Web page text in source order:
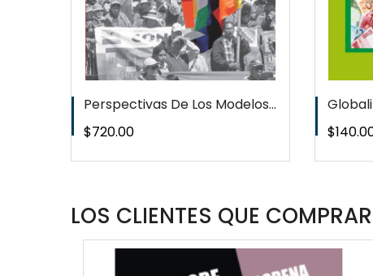
Perspectivas De Los Modelos...
Precio
$720.00
Precio
LOS CLIENTES QUE